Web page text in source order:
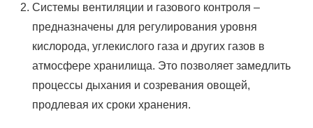
Системы вентиляции и газового контроля –
предназначены для регулирования уровня
кислорода, углекислого газа и других газов в
атмосфере хранилища. Это позволяет замедлить
процессы дыхания и созревания овощей,
продлевая их сроки хранения.